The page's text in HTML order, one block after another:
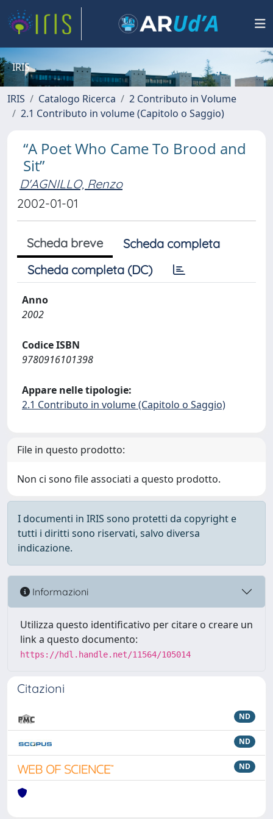
IRIS
IRIS Catalogo Ricerca
2 Contributo in Volume
2.1 Contributo in volume (Capitolo o Saggio)
“A Poet Who Came To Brood and
Sit”
D'AGNILLO, Renzo
2002-01-01
Scheda breve
Scheda completa
Scheda completa (DC)
Anno
2002
Codice ISBN
9780916101398
Appare nelle tipologie:
2.1 Contributo in volume (Capitolo o Saggio)
File in questo prodotto:
Non ci sono file associati a questo prodotto.
I documenti in IRIS sono protetti da copyright e
tutti i diritti sono riservati, salvo diversa
indicazione.
Informazioni
Utilizza questo identificativo per citare o creare un
link a questo documento:
https://hdl.handle.net/11564/105014
Citazioni
ND
ND
ND